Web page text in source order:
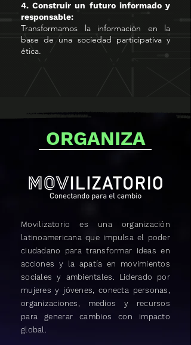
4. Construir un futuro informado y
responsable:
Transformamos la información en la
base de una sociedad participativa y
ética.
ORGANIZA
Movilizatorio es una organización
latinoamericana que impulsa el poder
ciudadano para transformar ideas en
acciones y la apatía en movimientos
sociales y ambientales. Liderado por
mujeres y jóvenes, conecta personas,
organizaciones, medios y recursos
para generar cambios con impacto
global.